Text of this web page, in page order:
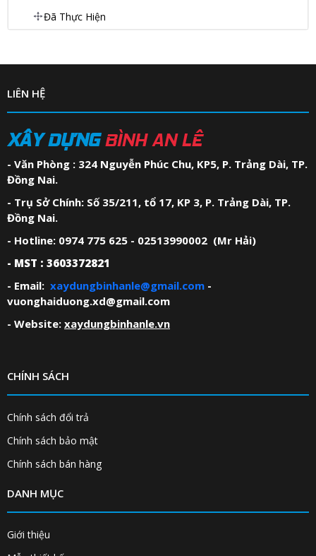
Đã Thực Hiện
LIÊN HỆ
XÂY DỰNG BÌNH AN LÊ
- Văn Phòng : 324 Nguyễn Phúc Chu, KP5, P. Trảng Dài, TP.
Đồng Nai.
- Trụ Sở Chính: Số 35/211, tổ 17, KP 3, P. Trảng Dài, TP.
Đồng Nai.
- Hotline: 0974 775 625 - 02513990002 (Mr Hải)
- MST : 3603372821
- Email: xaydungbinhanle@gmail.com -
vuonghaiduong.xd@gmail.com
- Website: xaydungbinhanle.vn
CHÍNH SÁCH
Chính sách đổi trả
Chính sách bảo mật
Chính sách bán hàng
DANH MỤC
Giới thiệu